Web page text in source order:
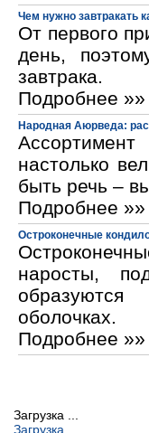
Чем нужно завтракать
От первого
день,
завтрака.
Подробнее »»
Народная Аюрведа:
настолько
быть речь –
Подробнее »»
Остроконечные
наросты,
оболочках.
Подробнее »»
Загрузка ...
Загрузка...